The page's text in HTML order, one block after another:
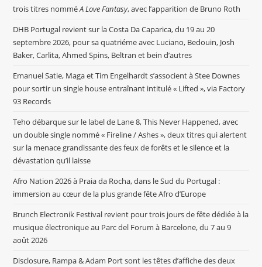
trois titres nomméA Love Fantasy, avec l’apparition de Bruno Roth
DHB Portugal revient sur la Costa Da Caparica, du 19 au 20
septembre 2026, pour sa quatriéme avec Luciano, Bedouin, Josh
Baker, Carlita, Ahmed Spins, Beltran et bein d’autres
Emanuel Satie, Maga et Tim Engelhardt s’associent à Stee Downes
pour sortir un single house entraînant intitulé « Lifted », via Factory
93 Records
Teho débarque sur le label de Lane 8, This Never Happened, avec
un double single nommé « Fireline / Ashes », deux titres qui alertent
sur la menace grandissante des feux de forêts et le silence et la
dévastation qu’il laisse
Afro Nation 2026 à Praia da Rocha, dans le Sud du Portugal :
immersion au cœur de la plus grande fête Afro d’Europe
Brunch Electronik Festival revient pour trois jours de fête dédiée à la
musique électronique au Parc del Forum à Barcelone, du 7 au 9
août 2026
Disclosure, Rampa & Adam Port sont les têtes d’affiche des deux